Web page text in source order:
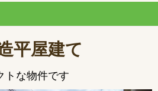
平屋建て
トな物件です